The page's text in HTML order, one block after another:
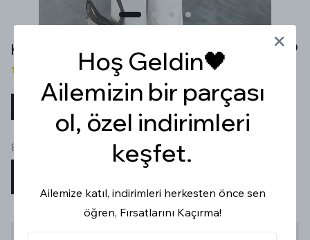
KARE YAKA KETEN TAKIM
1 değerlendirme
₺ 1,259.99
₺ 944.99
Beden
Hoş Geldin🖤
Ailemizin bir parçası
ol, özel indirimleri
keşfet.
Ailemize katıl, indirimleri herkesten önce sen
öğren, Fırsatlarını Kaçırma!